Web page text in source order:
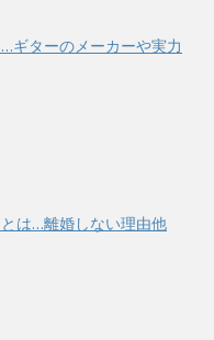
ギターのメーカーや実力
は…離婚しない理由他